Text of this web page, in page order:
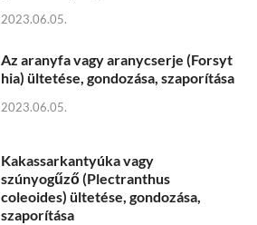
2023.06.05.
Az aranyfa vagy aranycserje (Forsyt
hia) ültetése, gondozása, szaporítása
2023.06.05.
Kakassarkantyúka vagy
szúnyogűző (Plectranthus
coleoides) ültetése, gondozása,
szaporítása